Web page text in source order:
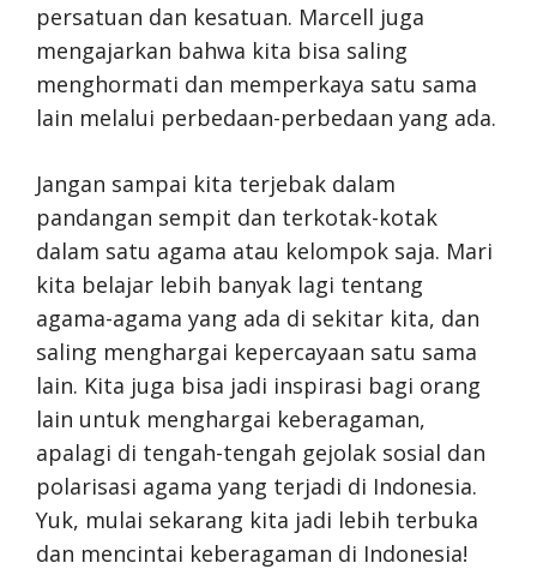
persatuan dan kesatuan. Marcell juga
mengajarkan bahwa kita bisa saling
menghormati dan memperkaya satu sama
lain melalui perbedaan-perbedaan yang ada.
Jangan sampai kita terjebak dalam
pandangan sempit dan terkotak-kotak
dalam satu agama atau kelompok saja. Mari
kita belajar lebih banyak lagi tentang
agama-agama yang ada di sekitar kita, dan
saling menghargai kepercayaan satu sama
lain. Kita juga bisa jadi inspirasi bagi orang
lain untuk menghargai keberagaman,
apalagi di tengah-tengah gejolak sosial dan
polarisasi agama yang terjadi di Indonesia.
Yuk, mulai sekarang kita jadi lebih terbuka
dan mencintai keberagaman di Indonesia!